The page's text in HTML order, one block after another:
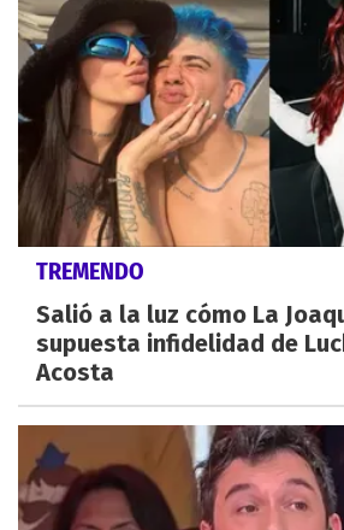
TREMENDO
Salió a la luz cómo La
supuesta infidelidad de
Acosta